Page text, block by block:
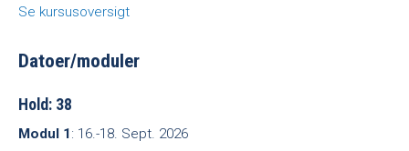
Se kursusoversigt
Datoer/moduler
Hold: 38
Modul 1: 16.-18. Sept. 2026